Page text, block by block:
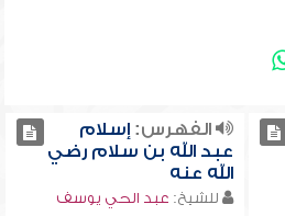
الفهرس:إسلام
عبد الله بن سلام رضي
الله عنه
للشيخ: عبد الحي يوسف